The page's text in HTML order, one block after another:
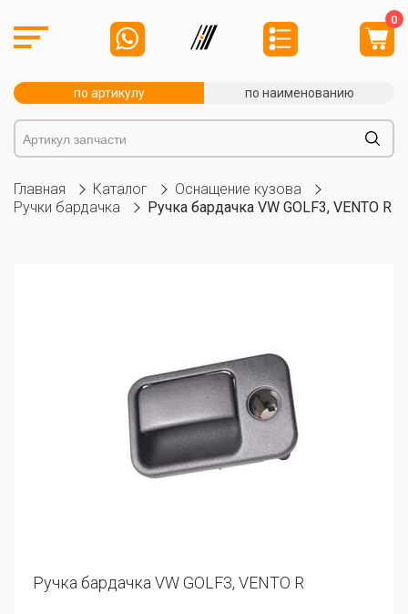
0
по артикулу по наименованию
Главная Каталог
Оснащение кузова
Ручки бардачка
Ручка бардачка VW GOLF3, VENTO R
Ручка бардачка VW GOLF3, VENTO R